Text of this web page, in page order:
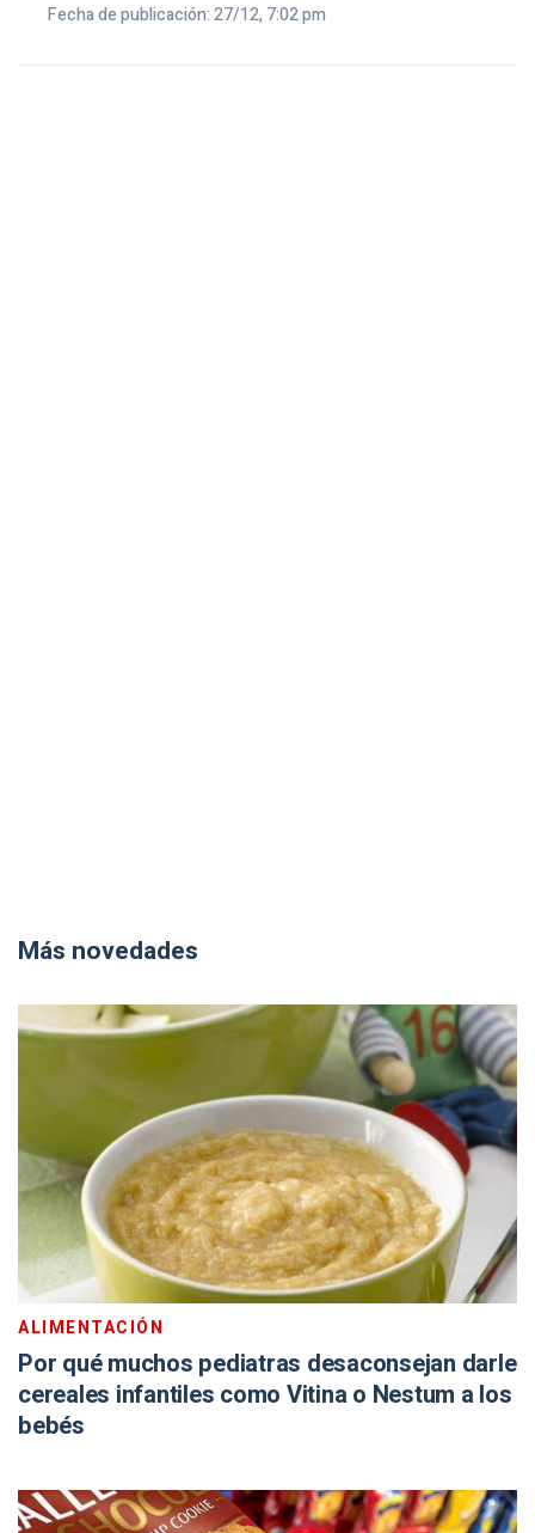
Fecha de publicación: 27/12, 7:02 pm
Más novedades
ALIMENTACIÓN
Por qué muchos pediatras desaconsejan darle
cereales infantiles como Vitina o Nestum a los
bebés